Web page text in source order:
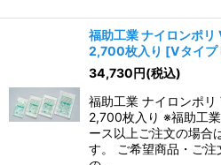
福助工業 ナイロンポリ
2,700枚入り [Vタイプ
34,730円(税込)
福助工業 ナイロンポリ
2,700枚入り ※福助工
ース以上ご注文の場合
す。 ご希望商品・ご